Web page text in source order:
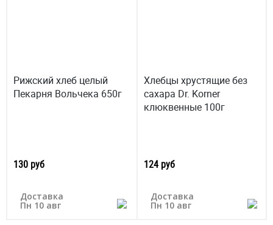
Рижский хлеб целый
Пекарня Вольчека 650г
130 руб
Доставка
Пн 10 авг
Хлебцы хрустящие без
сахара Dr. Korner
клюквенные 100г
124 руб
Доставка
Пн 10 авг